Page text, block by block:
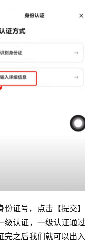
证号，点击【提交】
级认证，一级认证通过
完之后我们就可以出入